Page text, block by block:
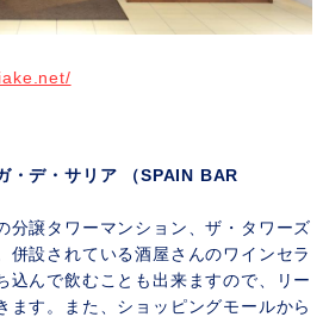
・デ・サリア （SPAIN BAR
分譲タワーマンション、ザ・タワーズ
併設されている酒屋さんのワインセラ
込んで飲むことも出来ますので、リー
ます。また、ショッピングモールから